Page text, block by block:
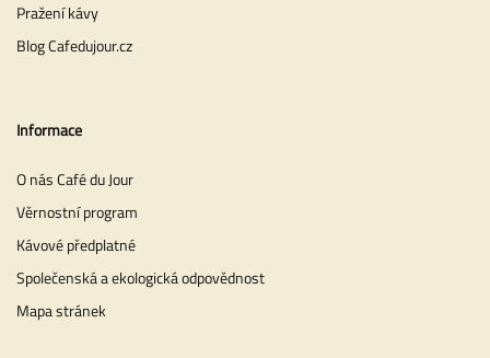
Pražení kávy
Blog Cafedujour.cz
Informace
O nás Café du Jour
Věrnostní program
Kávové předplatné
Společenská a ekologická odpovědnost
Mapa stránek